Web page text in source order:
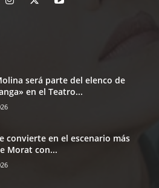
será parte del elenco de
en el Teatro...
convierte en el escenario más
Morat con...